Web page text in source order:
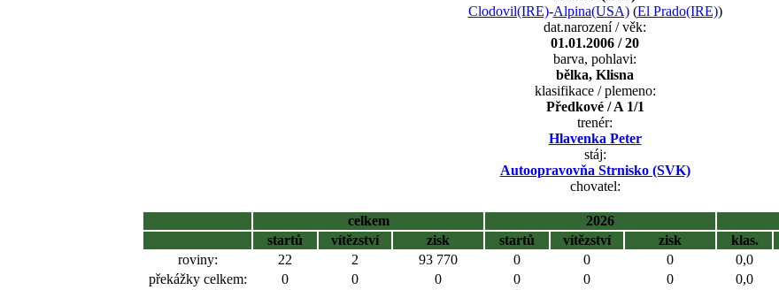
Clodovil(IRE)-Alpina(USA)(El Prado(IRE))
dat.narození / věk:
01.01.2006 / 20
barva, pohlavi:
bělka, Klisna
klasifikace / plemeno:
Předkové / A 1/1
trenér:
Hlavenka Peter
stáj:
Autoopravovňa Strnisko (SVK)
chovatel:
celkem
2026
startů
vítězství zisk startů vítězství zisk klas.
roviny:
22 2 93 770 0 0 0 0,0
překážky celkem:
0 0 0 0 0 0 0,0